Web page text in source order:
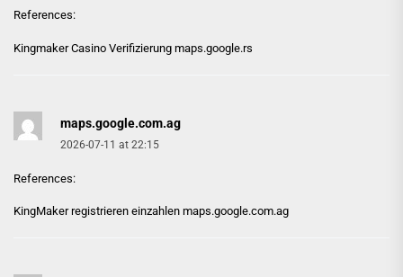
References:
Kingmaker Casino Verifizierung maps.google.rs
maps.google.com.ag
2026-07-11 at 22:15
References:
KingMaker registrieren einzahlen maps.google.com.ag